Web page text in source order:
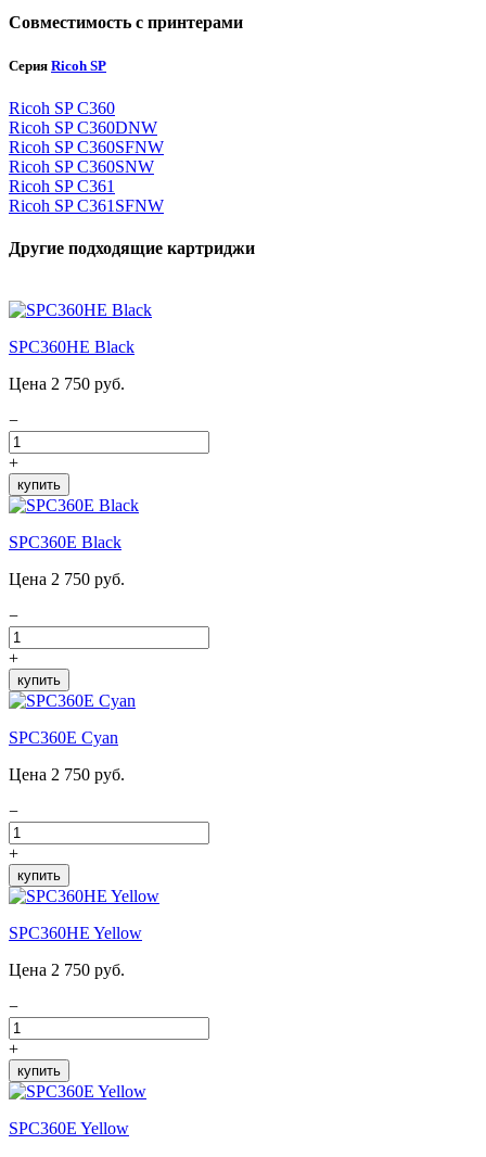
Совместимость с принтерами
Серия Ricoh SP
Ricoh SP C360
Ricoh SP C360DNW
Ricoh SP C360SFNW
Ricoh SP C360SNW
Ricoh SP C361
Ricoh SP C361SFNW
Другие подходящие картриджи
SPC360HE Black
Цена 2 750 руб.
−
+
купить
SPC360E Black
Цена 2 750 руб.
−
+
купить
SPC360E Cyan
Цена 2 750 руб.
−
+
купить
SPC360HE Yellow
Цена 2 750 руб.
−
+
купить
SPC360E Yellow